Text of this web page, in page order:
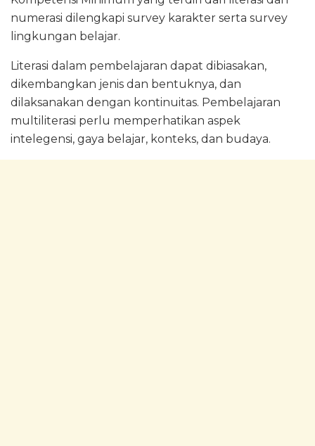
numerasi dilengkapi survey karakter serta survey
lingkungan belajar.
Literasi dalam pembelajaran dapat dibiasakan,
dikembangkan jenis dan bentuknya, dan
dilaksanakan dengan kontinuitas. Pembelajaran
multiliterasi perlu memperhatikan aspek
intelegensi, gaya belajar, konteks, dan budaya.